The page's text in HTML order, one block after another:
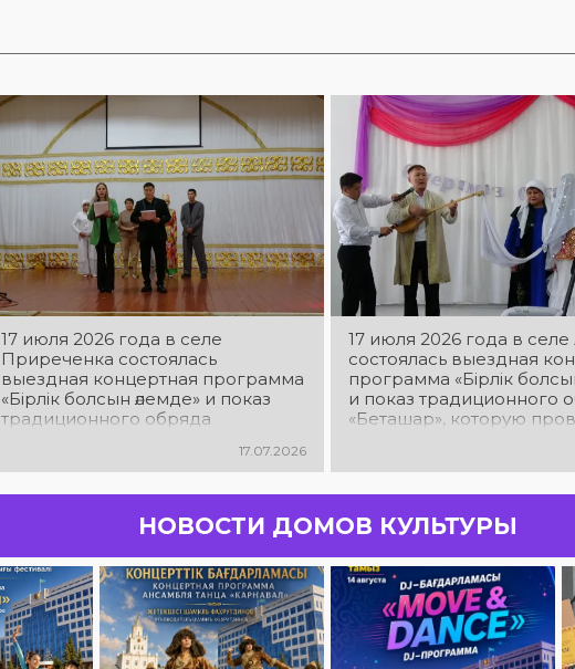
17 июля 2026 года в селе
Приреченка состоялась
выездная концертная программа
«Бірлік болсын әлемде» и показ
традиционного обряда
творческий коллектив районного
Дома культуры
17.07.2026
17 июля 2026 года в
состоялась выездная
программа «Бірлік
и показ традиционного
«Беташар», которую
НОВОСТИ ДОМОВ КУЛЬТУРЫ